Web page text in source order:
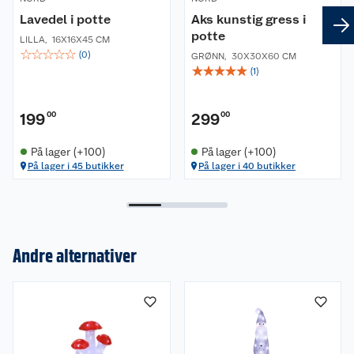
Lavedel i potte
LILLA, 16X16X45 CM
☆☆☆☆☆ (0)
19900
På lager (+100)
På lager i 45 butikker
Aks kunstig gress i
potte
GRØNN, 30X30X60 CM
☆☆☆☆☆ (1)
29900
På lager (+100)
På lager i 40 butikker
Andre alternativer
Kundeservice
Nyheter
Våre merkevarer